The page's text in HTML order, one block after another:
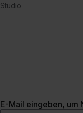
Studio
E-Mail eingeben, um